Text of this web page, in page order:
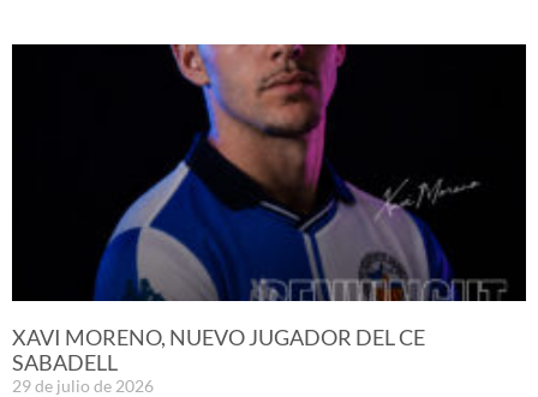
XAVI MORENO, NUEVO JUGADOR DEL CE
SABADELL
29 de julio de 2026